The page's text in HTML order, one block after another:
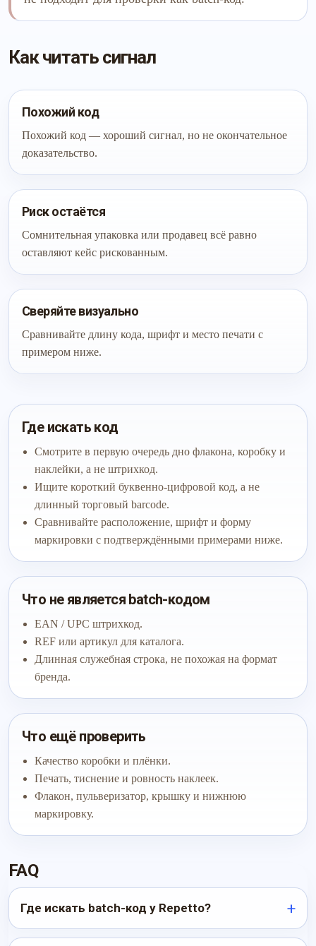
Как читать сигнал
Похожий код
Похожий код — хороший сигнал, но не окончательное
доказательство.
Риск остаётся
Сомнительная упаковка или продавец всё равно
оставляют кейс рискованным.
Сверяйте визуально
Сравнивайте длину кода, шрифт и место печати с
примером ниже.
Где искать код
Смотрите в первую очередь дно флакона, коробку и
наклейки, а не штрихкод.
Ищите короткий буквенно-цифровой код, а не
длинный торговый barcode.
Сравнивайте расположение, шрифт и форму
маркировки с подтверждёнными примерами ниже.
Что не является batch-кодом
EAN / UPC штрихкод.
REF или артикул для каталога.
Длинная служебная строка, не похожая на формат
бренда.
Что ещё проверить
Качество коробки и плёнки.
Печать, тиснение и ровность наклеек.
Флакон, пульверизатор, крышку и нижнюю
маркировку.
FAQ
Где искать batch-код у Repetto?